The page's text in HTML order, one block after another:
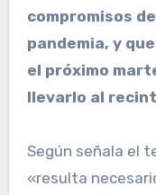
compromisos
pandemia, y
el próximo
llevarlo al
Según señala el
«resulta